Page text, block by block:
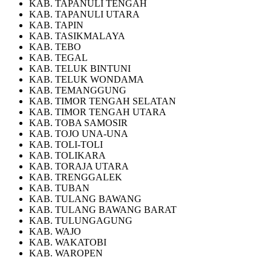
KAB. TAPANULI TENGAH
KAB. TAPANULI UTARA
KAB. TAPIN
KAB. TASIKMALAYA
KAB. TEBO
KAB. TEGAL
KAB. TELUK BINTUNI
KAB. TELUK WONDAMA
KAB. TEMANGGUNG
KAB. TIMOR TENGAH SELATAN
KAB. TIMOR TENGAH UTARA
KAB. TOBA SAMOSIR
KAB. TOJO UNA-UNA
KAB. TOLI-TOLI
KAB. TOLIKARA
KAB. TORAJA UTARA
KAB. TRENGGALEK
KAB. TUBAN
KAB. TULANG BAWANG
KAB. TULANG BAWANG BARAT
KAB. TULUNGAGUNG
KAB. WAJO
KAB. WAKATOBI
KAB. WAROPEN